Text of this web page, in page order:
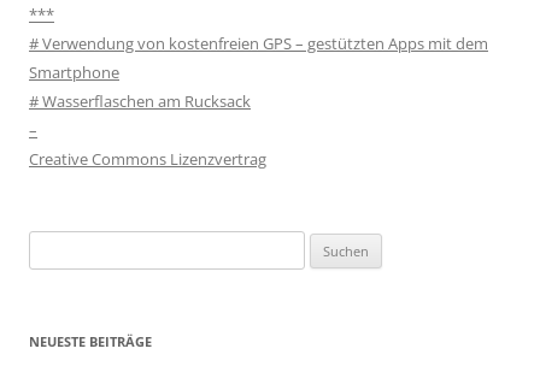
***
# Verwendung von kostenfreien GPS – gestützten Apps mit dem
Smartphone
# Wasserflaschen am Rucksack
–
Creative Commons Lizenzvertrag
nach:
NEUESTE BEITRÄGE